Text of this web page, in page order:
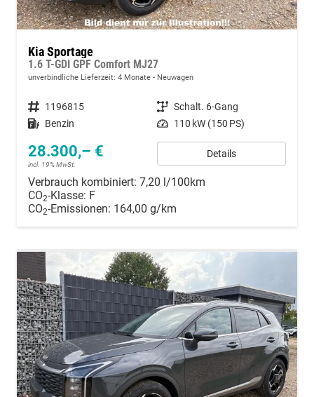
Kia Sportage
1.6 T-GDI GPF Comfort MJ27
unverbindliche Lieferzeit: 4 Monate Neuwagen
Fahrzeugnummer 1196815 Getriebe Schalt. 6-Gang
Kraftstoff Benzin Leistung 110 kW (150 PS)
28.300,– €
incl. 19% MwSt.
Details
Verbrauch kombiniert: 7,20 l/100km
CO2-Klasse: F
CO2-Emissionen: 164,00 g/km